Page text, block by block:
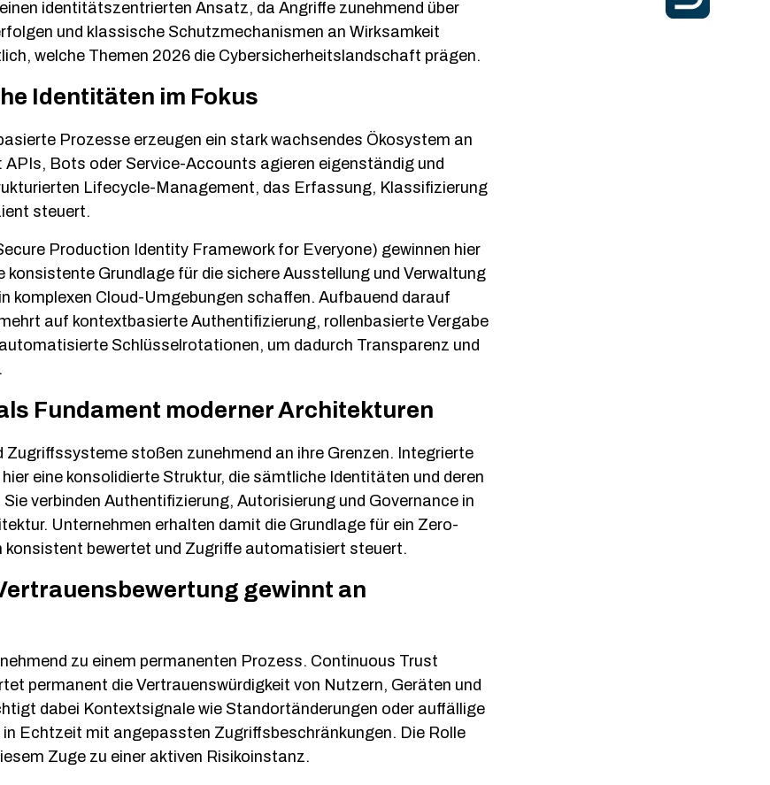
identitätszentrierten Ansatz, da Angriffe zunehmend über
und klassische Schutzmechanismen an Wirksamkeit
welche Themen 2026 die Cybersicherheitslandschaft prägen.
Identitäten im Fokus
Prozesse erzeugen ein stark wachsendes Ökosystem an
Bots oder Service-Accounts agieren eigenständig und
Lifecycle-Management, das Erfassung, Klassifizierung
steuert.
Production Identity Framework for Everyone) gewinnen hier
konsistente Grundlage für die sichere Ausstellung und Verwaltung
komplexen Cloud-Umgebungen schaffen. Aufbauend darauf
auf kontextbasierte Authentifizierung, rollenbasierte Vergabe
Schlüsselrotationen, um dadurch Transparenz und
Fundament moderner Architekturen
stoßen zunehmend an ihre Grenzen. Integrierte
eine konsolidierte Struktur, die sämtliche Identitäten und deren
verbinden Authentifizierung, Autorisierung und Governance in
Unternehmen erhalten damit die Grundlage für ein Zero-
konsistent bewertet und Zugriffe automatisiert steuert.
gewinnt an
zu einem permanenten Prozess. Continuous Trust
permanent die Vertrauenswürdigkeit von Nutzern, Geräten und
dabei Kontextsignale wie Standortänderungen oder auffällige
Echtzeit mit angepassten Zugriffsbeschränkungen. Die Rolle
Zuge zu einer aktiven Risikoinstanz.